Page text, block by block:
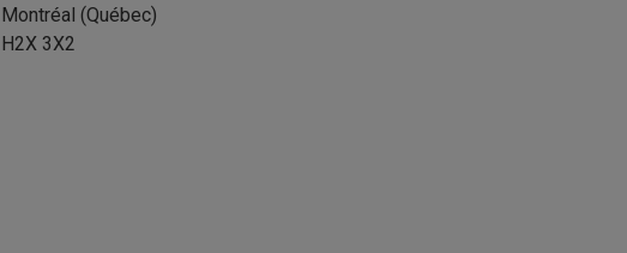
Montréal (Québec)
H2X 3X2